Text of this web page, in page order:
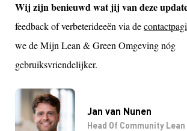
Jan van Nunen
Head Of Community Lean
Wij zijn benieuwd wat jij van deze
feedback of verbeterideeën via de
we de Mijn Lean & Green Omgeving nóg
gebruiksvriendelijker.